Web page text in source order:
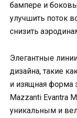
бампере и
улучшить поток
снизить
Элегантные
дизайна, такие
и изящная форма
Mazzanti Evantra
уникальным и